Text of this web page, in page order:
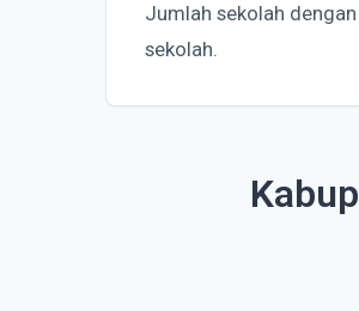
Jumlah sekolah
sekolah.